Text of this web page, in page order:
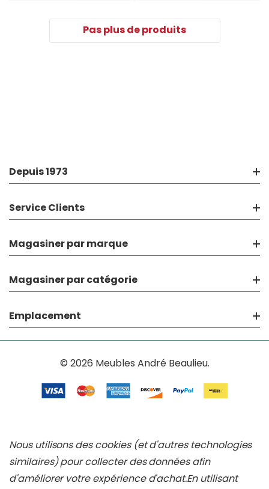
Pas plus de produits
Depuis 1973
Service Clients
Magasiner par marque
Magasiner par catégorie
Emplacement
© 2026 Meubles André Beaulieu.
Nous utilisons des cookies (et d'autres technologies
similaires) pour collecter des données afin
d'améliorer votre expérience d'achat.En utilisant